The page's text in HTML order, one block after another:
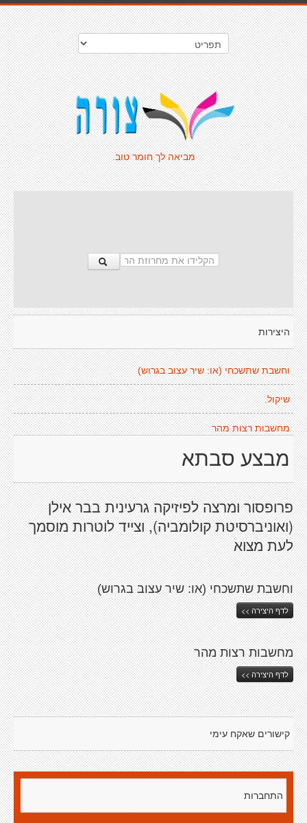
מביאה לך חומר טוב.
היצירות
וחשבת שתשכחי (או: שיר עצוב בגרוש)
שיקול.
מחשבות רצות מהר
מבצע סבתא
פרופסור ומרצה לפיזיקה גרעינית בבר אילן
(ואוניברסיטת קולומביה), וצייד לוטרות מוסמך
לעת מצוא
וחשבת שתשכחי (או: שיר עצוב בגרוש)
לדף היצירה >>
מחשבות רצות מהר
לדף היצירה >>
קישורים שאקח עימי
התחברות